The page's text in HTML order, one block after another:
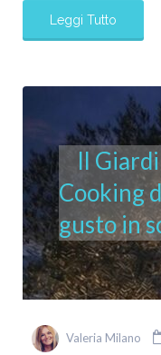
Leggi Tutto
Il
Cooking
gusto in
Valeria Milano